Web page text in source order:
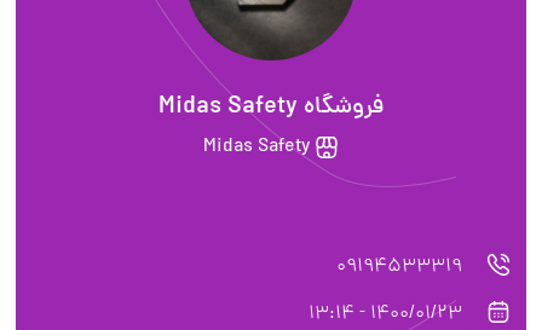
فروشگاه Midas Safety
Midas Safety
09194533319
1400/01/23 - 13:14